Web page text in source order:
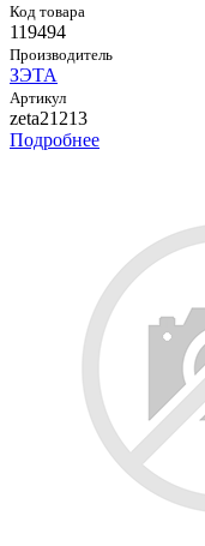
Код товара
119494
Производитель
ЗЭТА
Артикул
zeta21213
Подробнее